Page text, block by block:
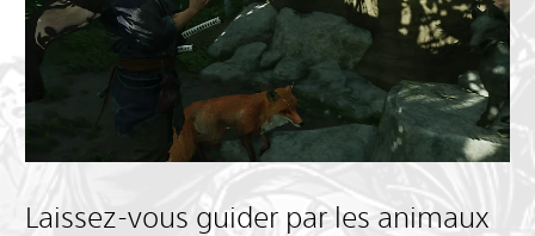
Laissez-vous guider par les animaux